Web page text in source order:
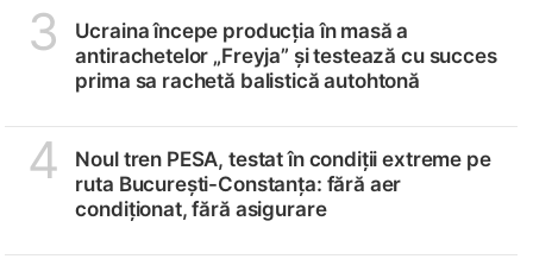
3
Ucraina începe producția în masă a
antirachetelor „Freyja” și testează cu succes
prima sa rachetă balistică autohtonă
4
Noul tren PESA, testat în condiții extreme pe
ruta București-Constanța: fără aer
condiționat, fără asigurare